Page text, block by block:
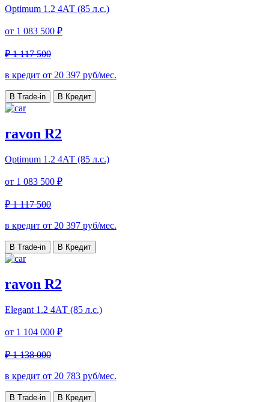
Optimum 1.2 4АТ (85 л.с.)
от 1 083 500 ₽
₽ 1 117 500
в кредит от 20 397 руб/мес.
В Trade-in В Кредит
ravon R2
Optimum 1.2 4АТ (85 л.с.)
от 1 083 500 ₽
₽ 1 117 500
в кредит от 20 397 руб/мес.
В Trade-in В Кредит
ravon R2
Elegant 1.2 4АТ (85 л.с.)
от 1 104 000 ₽
₽ 1 138 000
в кредит от 20 783 руб/мес.
В Trade-in В Кредит